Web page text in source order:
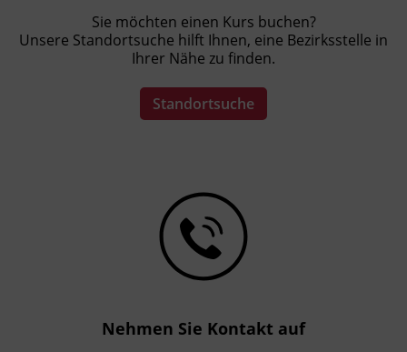
Sie möchten einen Kurs buchen?
Unsere Standortsuche hilft Ihnen, eine Bezirksstelle in
Ihrer Nähe zu finden.
Standortsuche
Nehmen Sie Kontakt auf